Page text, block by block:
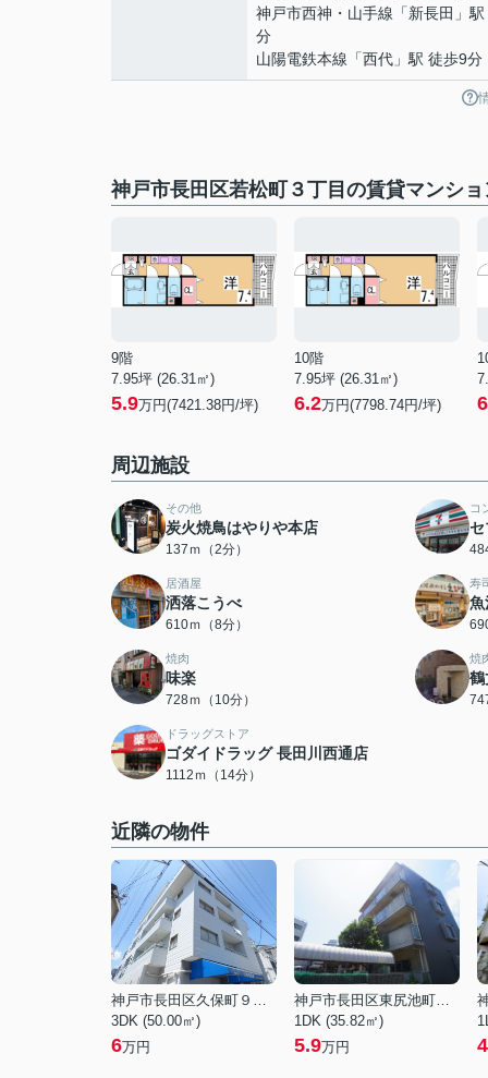
神戸市西神・山手線 「新長田 」
分
山陽電鉄本線 「西代 」駅 徒歩9分
神戸市長田区若松町３丁目の賃貸マンシ
9階
7.95坪 (26.31㎡)
5.9万円(7421.38円/坪)
10階
7.95坪 (26.31㎡)
6.2万円(7798.74円/坪)
周辺施設
その他
炭火焼鳥はやりや本店
137ｍ（2分）
コ
セ
居酒屋
洒落こうべ
610ｍ（8分）
寿
魚
焼肉
味楽
728ｍ（10分）
焼
鶴
ドラッグストア
ゴダイドラッグ 長田川西通店
1112ｍ（14分）
近隣の物件
神戸市長田区久保町９丁目
3DK (50.00㎡)
6万円
神戸市長田区東尻池町２丁目
1DK (35.82㎡)
5.9万円 4